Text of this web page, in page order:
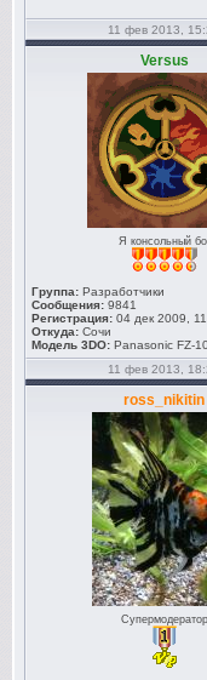
11 фев 2013,
Versus
Я консольный
Группа: Разработчики
Сообщения: 9841
Регистрация: 04 дек 2009,
Откуда: Сочи
Модель 3DO: Panasonic FZ-
11 фев 2013,
ross_nikitin
Супермодератор